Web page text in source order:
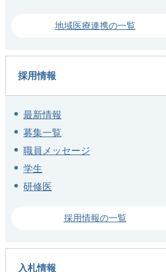
地域医療連携の一覧
採用情報
最新情報
募集一覧
職員メッセージ
学生
研修医
採用情報の一覧
入札情報